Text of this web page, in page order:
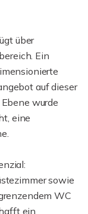
über
Ein
auf dieser
wurde
eine
sowie
WC
ein